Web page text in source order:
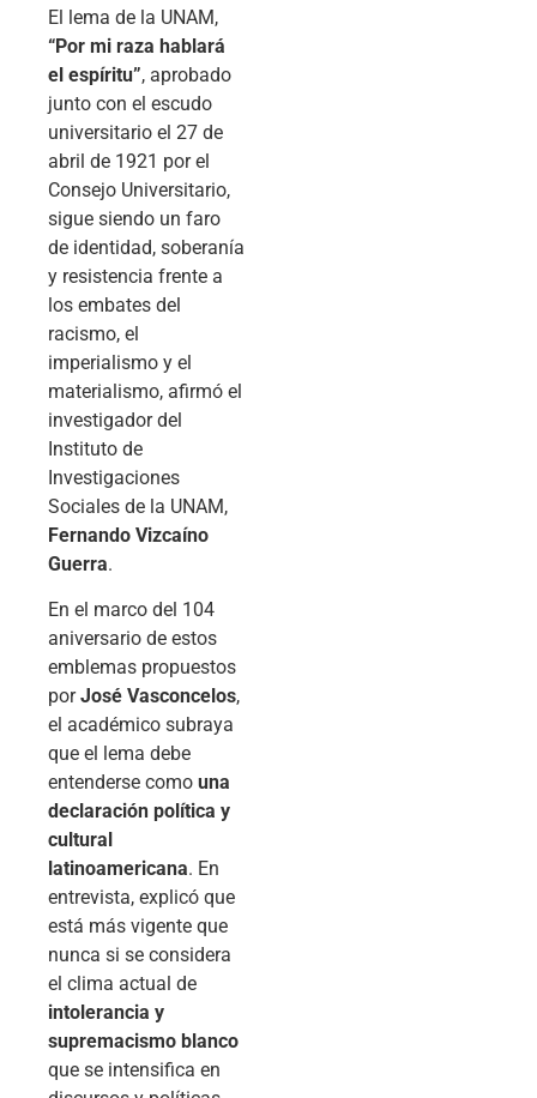
El lema de la UNAM,
“Por mi raza hablará
el espíritu”, aprobado
junto con el escudo
universitario el 27 de
abril de 1921 por el
Consejo Universitario,
sigue siendo un faro
de identidad, soberanía
y resistencia frente a
los embates del
racismo, el
imperialismo y el
materialismo, afirmó el
investigador del
Instituto de
Investigaciones
Sociales de la UNAM,
Fernando Vizcaíno
Guerra.
En el marco del 104
aniversario de estos
emblemas propuestos
porJosé Vasconcelos,
el académico subraya
que el lema debe
entenderse como una
declaración política y
cultural
latinoamericana. En
entrevista, explicó que
está más vigente que
nunca si se considera
el clima actual de
intolerancia y
supremacismo blanco
que se intensifica en